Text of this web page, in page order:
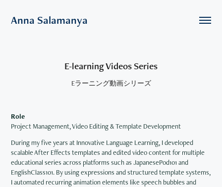
Anna Salamanya
E-learning Videos Series
Eラーニング動画シリーズ
Role
Project Management, Video Editing & Template Development
During my five years at Innovative Language Learning, I developed
scalable After Effects templates and edited video content for multiple
educational series across platforms such as JapanesePod101 and
EnglishClass101. By using expressions and structured template systems,
I automated recurring animation elements like speech bubbles and